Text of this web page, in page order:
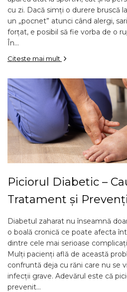
cu zi. Dacă simți o durere bruscă
un „pocnet” atunci când alergi,
forțat, e posibil să fie vorba de o
În...
Citeste mai mult
Piciorul Diabetic –
Tratament și
Diabetul zaharat nu înseamnă
o boală cronică ce poate afecta
dintre cele mai serioase
Mulți pacienți află de această
confruntă deja cu răni care nu se
infecții grave. Adevărul este că
prevenit...